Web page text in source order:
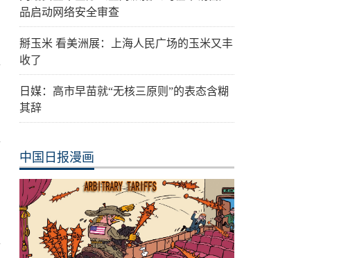
品启动网络安全审查
掰玉米 看美洲展：上海人民广场的玉米又丰
收了
日媒：高市早苗就“无核三原则”的表态含糊
其辞
中国日报漫画